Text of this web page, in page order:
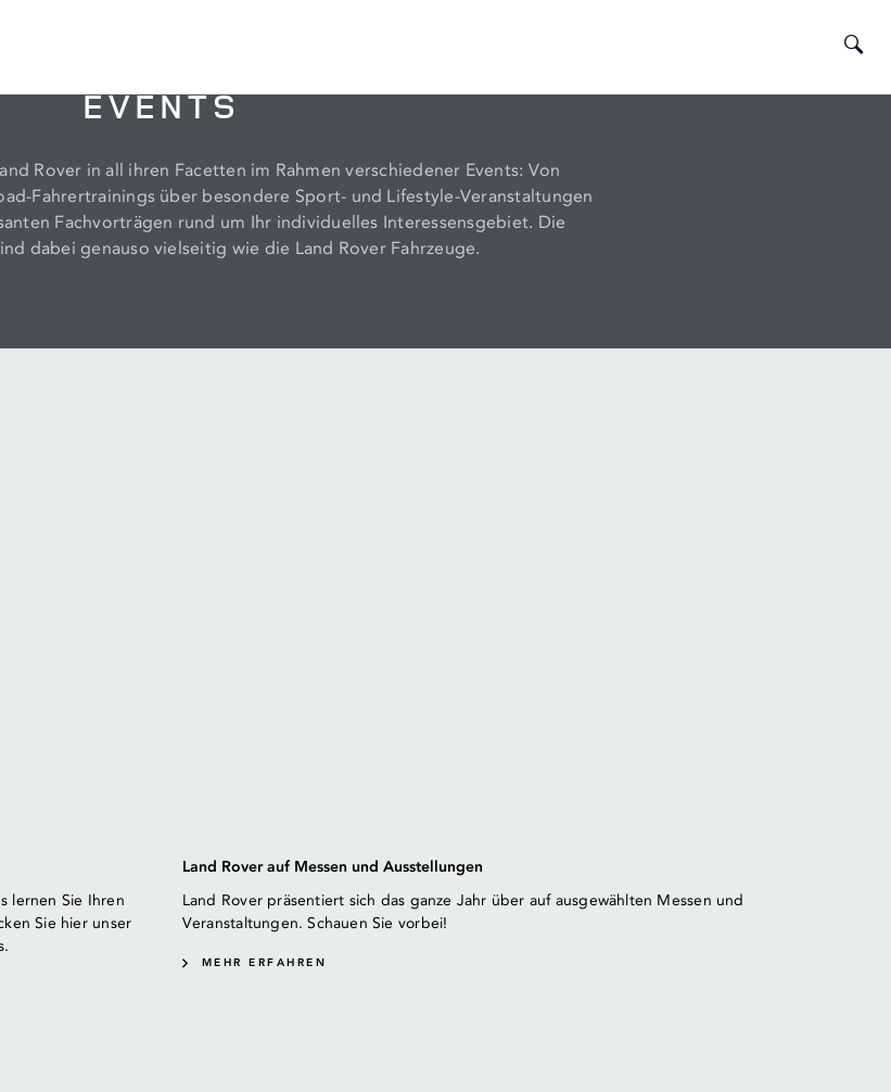
EVENTS
Rover in all ihren Facetten im Rahmen verschiedener Events: Von
Fahrertrainings über besondere Sport- und Lifestyle-Veranstaltungen
Fachvorträgen rund um Ihr individuelles Interessensgebiet. Die
dabei genauso vielseitig wie die Land Rover Fahrzeuge.
lernen Sie Ihren
Sie hier unser
Land Rover auf Messen und Ausstellungen
Land Rover präsentiert sich das ganze Jahr über auf ausgewählten Messen und
Veranstaltungen. Schauen Sie vorbei!
MEHR ERFAHREN